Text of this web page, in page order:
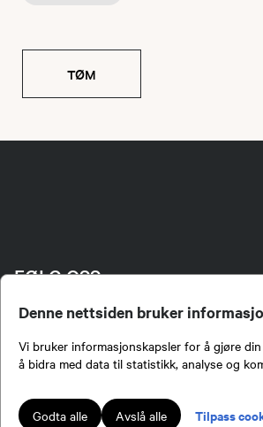
Denne nettsiden bruker
Vi bruker informasjonskapsler for å gjøre
å bidra med data til statistikk, analyse og
Godta alle Avslå alle Tilpass
TØM
FØLG OSS